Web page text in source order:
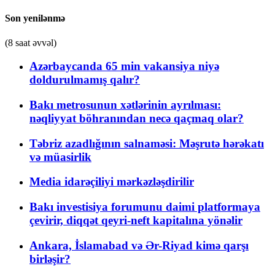
Son yenilənmə
(8 saat əvvəl)
Azərbaycanda 65 min vakansiya niyə
doldurulmamış qalır?
Bakı metrosunun xətlərinin ayrılması:
nəqliyyat böhranından necə qaçmaq olar?
Təbriz azadlığının salnaməsi: Məşrutə hərəkatı
və müasirlik
Media idarəçiliyi mərkəzləşdirilir
Bakı investisiya forumunu daimi platformaya
çevirir, diqqət qeyri-neft kapitalına yönəlir
Ankara, İslamabad və Ər-Riyad kimə qarşı
birləşir?